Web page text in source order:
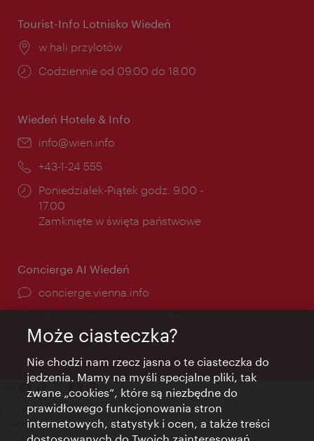
Tourist-Info Lotnisko Wiedeń
Miejsce:
w hali przylotów
Godziny
Codziennie od 09.00 do 18.00
Wiedeń Hotele & Info
E-
info@wien.info
Telefon:
+43-1-24 555
Godziny
otwarcia:
Poniedziałek-Piątek godz. 9.00 -
17.00
Zamknięte w święta państwowe
Concierge AI Wiedeń
concierge.vienna.info
Kontakt
Credits
Może ciasteczka?
Nie chodzi nam rzecz jasna o te ciasteczka do
jedzenia. Mamy na myśli specjalne pliki, tak
zwane „cookies”, które są niezbędne do
prawidłowego funkcjonowania stron
internetowych, statystyk i ocen, a także treści